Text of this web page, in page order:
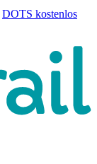
DOTS kostenlos